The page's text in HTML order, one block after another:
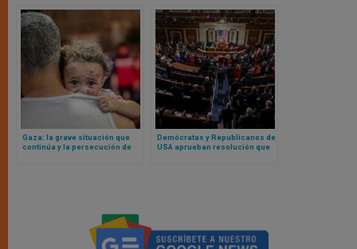
Gaza: la grave situación que
continúa y la persecución de
Demócratas y Republicanos de
USA aprueban resolución que